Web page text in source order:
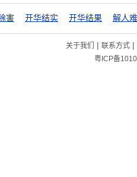
害 开华结实 开华结果 解人
关于我们 | 联系方式|
粤ICP备